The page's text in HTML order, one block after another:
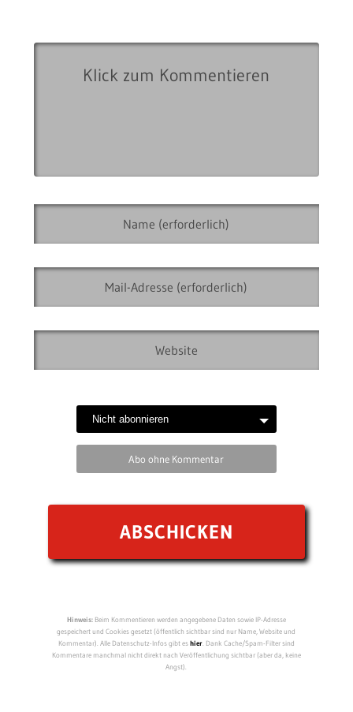
Abo ohne Kommentar
Hinweis:Beim Kommentieren werden angegebene Daten sowie IP-Adresse
gespeichert und Cookies gesetzt (öffentlich sichtbar sind nur Name, Website und
Kommentar). Alle Datenschutz-Infos gibt eshier. Dank Cache/Spam-Filter sind
Kommentare manchmal nicht direkt nach Veröffentlichung sichtbar (aber da, keine
Angst).